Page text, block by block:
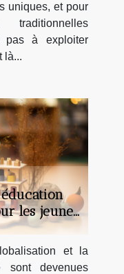
uniques, et pour
pas à exploiter
là...
éducation
les jeunes
et la
sont devenues